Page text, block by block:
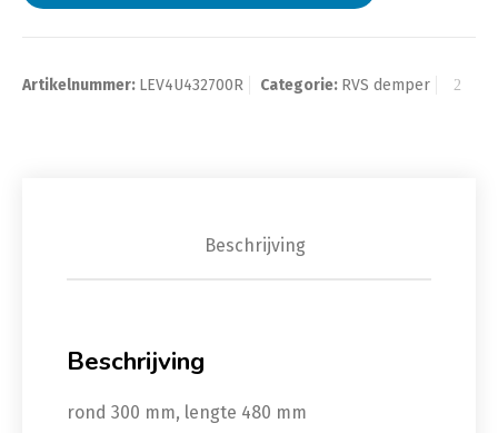
Artikelnummer: LEV4U432700R Categorie: RVS demper
Beschrijving
Beschrijving
rond 300 mm, lengte 480 mm